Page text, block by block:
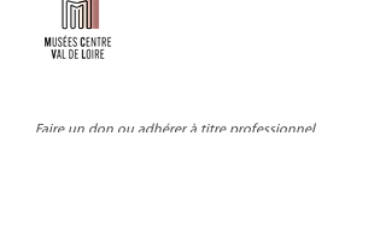
Faire un don ou adhérer à titre professionnel